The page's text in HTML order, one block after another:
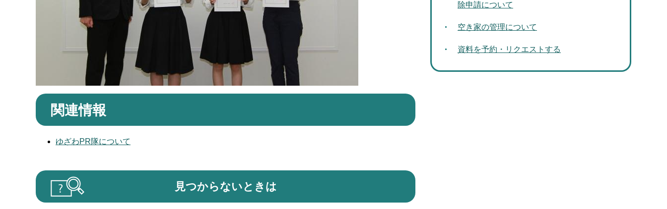
関連情報
ゆざわPR隊について
見つからないときは
除申請について
空き家の管理について
資料を予約・リクエストする